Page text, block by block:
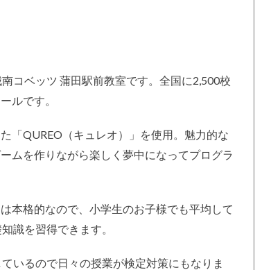
コベッツ 蒲田駅前教室です。全国に2,500校
ルです。
「QUREO（キュレオ）」を使用。魅力的な
ムを作りながら楽しく夢中になってプログラ
本格的なので、小学生のお子様でも平均して
識を習得できます。
いるので日々の授業が検定対策にもなりま